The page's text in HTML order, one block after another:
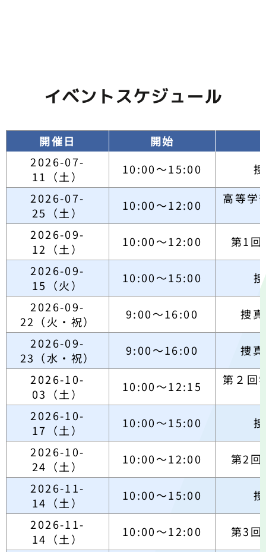
イベントスケジュール
開催日
開始
2026-07-
11（土）
10:00～15:00
2026-07-
25（土）
10:00～12:00 高等学
2026-09-
12（土）
10:00～12:00
第1回
2026-09-
15（火）
10:00～15:00
2026-09-
22（火・祝）
9:00～16:00
捜
2026-09-
23（水・祝）
9:00～16:00
捜
2026-10-
03（土）
10:00～12:15 第２回
2026-10-
17（土）
10:00～15:00
2026-10-
24（土）
10:00～12:00
第2回
2026-11-
14（土）
10:00～15:00
2026-11-
14（土）
10:00～12:00
第3回